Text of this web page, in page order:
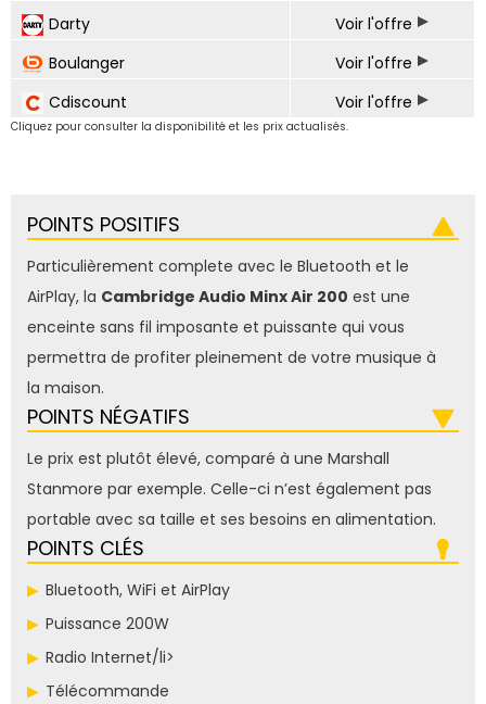
Darty
Voir l'offre
Boulanger
Voir l'offre
Cdiscount
Voir l'offre
Cliquez pour consulter la disponibilité et les prix actualisés.
POINTS POSITIFS
Particulièrement complete avec le Bluetooth et le
AirPlay, la Cambridge Audio Minx Air 200 est une
enceinte sans fil imposante et puissante qui vous
permettra de profiter pleinement de votre musique à
la maison.
POINTS NÉGATIFS
Le prix est plutôt élevé, comparé à une Marshall
Stanmore par exemple. Celle-ci n’est également pas
portable avec sa taille et ses besoins en alimentation.
POINTS CLÉS
Bluetooth, WiFi et AirPlay
Puissance 200W
Radio Internet/li>
Télécommande